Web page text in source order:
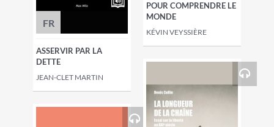
FR
ASSERVIR PAR LA
DETTE
JEAN-CLET MARTIN
POUR COMPRENDRE LE
MONDE
KÉVIN VEYSSIÈRE